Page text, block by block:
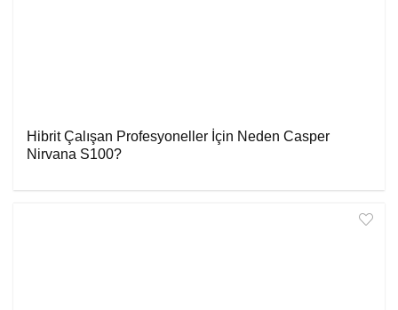
Hibrit Çalışan Profesyoneller İçin Neden Casper
Nirvana S100?